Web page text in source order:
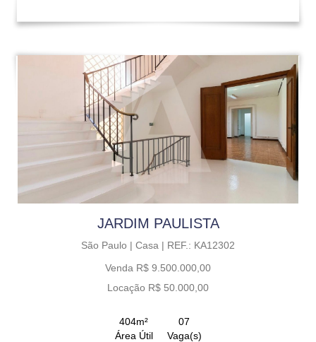
JARDIM PAULISTA
São Paulo | Casa | REF.: KA12302
Venda R$ 9.500.000,00
Locação R$ 50.000,00
404m²
Área Útil
07
Vaga(s)